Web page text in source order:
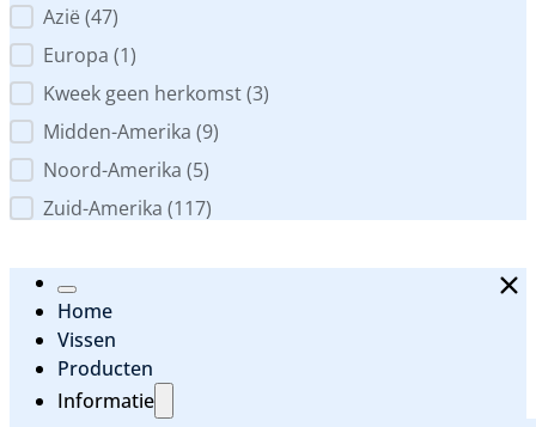
Azië (47)
Europa (1)
Kweek geen herkomst(3)
Midden-Amerika (9)
Noord-Amerika (5)
Zuid-Amerika (117)
Home
Vissen
Producten
Informatie